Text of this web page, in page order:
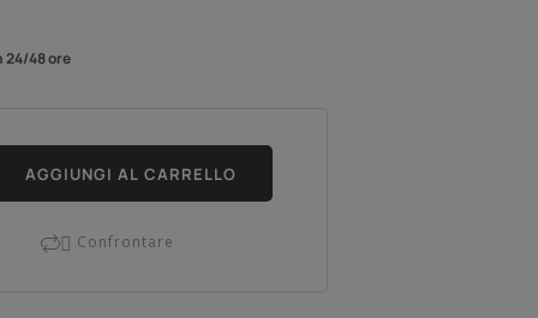
24/48 ore
AGGIUNGI AL CARRELLO
 Confrontare